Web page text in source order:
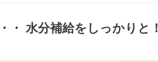
・ 水分補給をしっかりと！